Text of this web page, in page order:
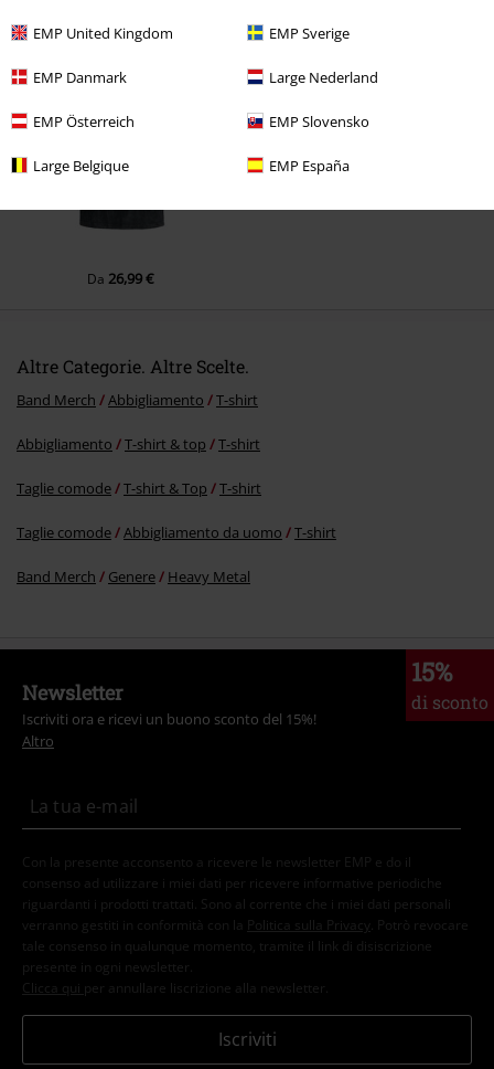
EMP United Kingdom EMP Sverige
EMP Danmark Large Nederland
EMP Österreich EMP Slovensko
Large Belgique EMP España
Ultimi articoli visualizzati
Da 26,99 €
Altre Categorie. Altre Scelte.
Band Merch Abbigliamento T-shirt
Abbigliamento T-shirt & top T-shirt
Taglie comode T-shirt & Top T-shirt
Taglie comode Abbigliamento da uomo T-shirt
Band Merch Genere Heavy Metal
15%
di sconto
Newsletter
Iscriviti ora e ricevi un buono sconto del 15%!
Altro
Con la presente acconsento a ricevere le newsletter EMP e do il
consenso ad utilizzare i miei dati per ricevere informative periodiche
riguardanti i prodotti trattati. Sono al corrente che i miei dati personali
verranno gestiti in conformità con la
Politica sulla Privacy
. Potrò revocare
tale consenso in qualunque momento, tramite il link di disiscrizione
presente in ogni newsletter.
Clicca qui per annullare liscrizione alla newsletter.
Iscriviti